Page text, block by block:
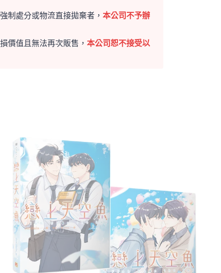
制處分或物流直接拋棄者， 本公司不予辦
價值且無法再次販售， 本公司恕不接受以